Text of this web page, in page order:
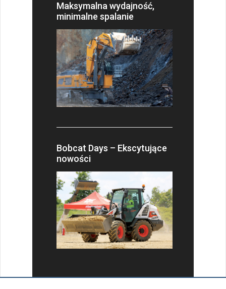
Maksymalna wydajność,
minimalne spalanie
Bobcat Days – Ekscytujące
nowości